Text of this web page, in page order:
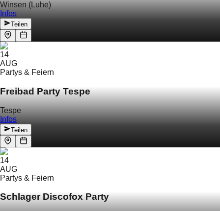
Winsen (Luhe)
Infos
Teilen
14
AUG
Partys & Feiern
Freibad Party Tespe
Tespe
Infos
Teilen
14
AUG
Partys & Feiern
Schlager Discofox Party